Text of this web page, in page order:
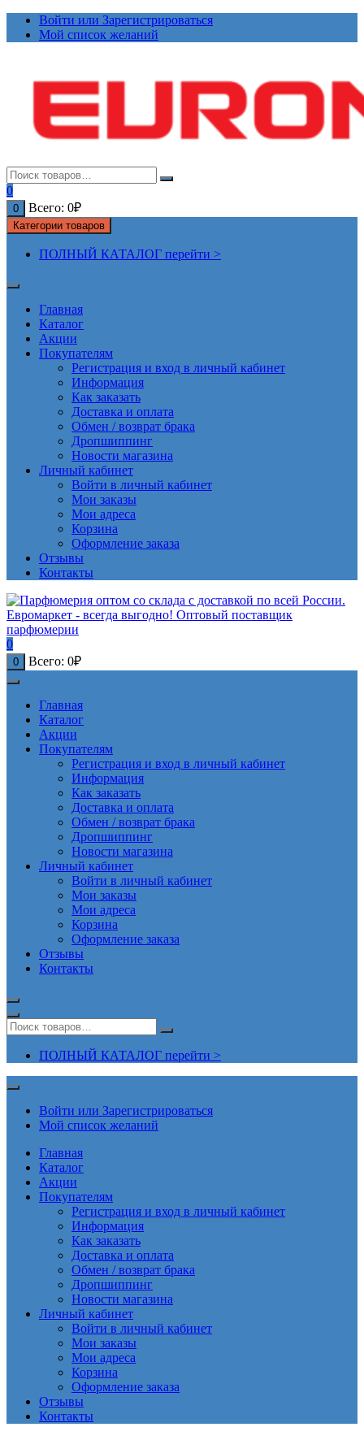
ПерейтиВойти или Зарегистрироваться
Мой список желаний
0
0 Всего: 0₽
Категории товаров
ПОЛНЫЙ КАТАЛОГ перейти >
Главная
Каталог
Акции
Покупателям
Регистрация и вход в личный кабинет
Информация
Как заказать
Доставка и оплата
Обмен / возврат брака
Дропшиппинг
Новости магазина
Личный кабинет
Войти в личный кабинет
Мои заказы
Мои адреса
Корзина
Оформление заказа
Отзывы
Контакты
0
0 Всего: 0₽
Главная
Каталог
Акции
Покупателям
Регистрация и вход в личный кабинет
Информация
Как заказать
Доставка и оплата
Обмен / возврат брака
Дропшиппинг
Новости магазина
Личный кабинет
Войти в личный кабинет
Мои заказы
Мои адреса
Корзина
Оформление заказа
Отзывы
Контакты
ПОЛНЫЙ КАТАЛОГ перейти >
Войти или Зарегистрироваться
Мой список желаний
Главная
Каталог
Акции
Покупателям
Регистрация и вход в личный кабинет
Информация
Как заказать
Доставка и оплата
Обмен / возврат брака
Дропшиппинг
Новости магазина
Личный кабинет
Войти в личный кабинет
Мои заказы
Мои адреса
Корзина
Оформление заказа
Отзывы
Контакты